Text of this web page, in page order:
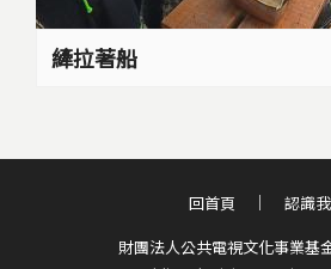
縴拉著船
財團法人公共電視文化事業基
回首頁 認識